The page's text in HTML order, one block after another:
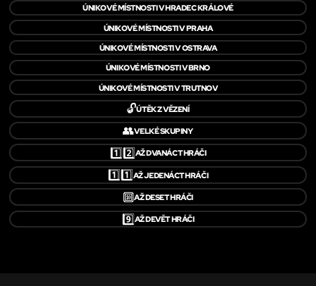
ÚNIKOVÉ MÍSTNOSTI V HRADEC KRÁLOVÉ
ÚNIKOVÉ MÍSTNOSTI V PRAHA
ÚNIKOVÉ MÍSTNOSTI V OSTRAVA
ÚNIKOVÉ MÍSTNOSTI V BRNO
ÚNIKOVÉ MÍSTNOSTI V TRUTNOV
🔓ÚTĚK Z VĚZENÍ
👥VELKÉ SKUPINY
1️⃣2️⃣AŽ DVANÁCT HRÁČI
1️⃣1️⃣AŽ JEDENÁCT HRÁČI
🔟AŽ DESET HRÁČI
9️⃣AŽ DEVĚT HRÁČI